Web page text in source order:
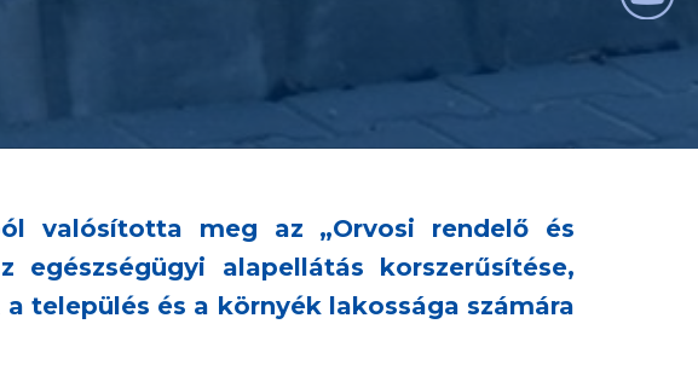
valósította meg az „Orvosi rendelő és
alapellátás korszerűsítése,
település és a környék lakossága számára